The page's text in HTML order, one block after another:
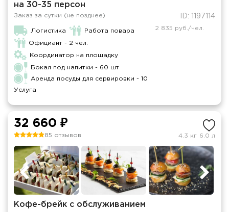
на 30-35 персон
Заказ за сутки (не позднее) ID: 1197114
Логистика Работа повара
Официант - 2 чел.
Координатор на площадку
Бокал под напитки - 60 шт
Аренда посуды для сервировки - 10
Услуга
2 835 руб./чел.
32 660 ₽
85 отзывов 4.3 кг 6.0 л
Кофе-брейк с обслуживанием